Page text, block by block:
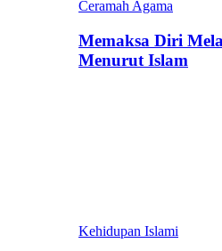
Ceramah Agama
Memaksa Diri
Menurut Islam
Kehidupan Islami